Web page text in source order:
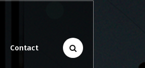
Contact